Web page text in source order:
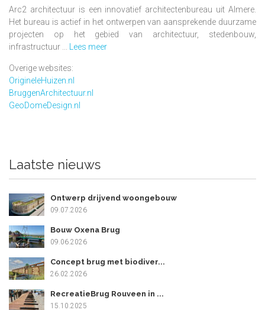
Arc2 architectuur is een innovatief architectenbureau uit Almere.
Het bureau is actief in het ontwerpen van aansprekende duurzame
projecten op het gebied van architectuur, stedenbouw,
infrastructuur ...
Lees meer
Overige websites:
OrigineleHuizen.nl
BruggenArchitectuur.nl
GeoDomeDesign.nl
Laatste nieuws
Ontwerp drijvend woongebouw
09.07.2026
Bouw Oxena Brug
09.06.2026
Concept brug met biodiver...
26.02.2026
RecreatieBrug Rouveen in ...
15.10.2025